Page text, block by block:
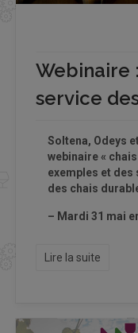
Webinaire
service
Soltena, Odeys
webinaire «
exemples et
des chais
– Mardi 31 mai
Lire la suite